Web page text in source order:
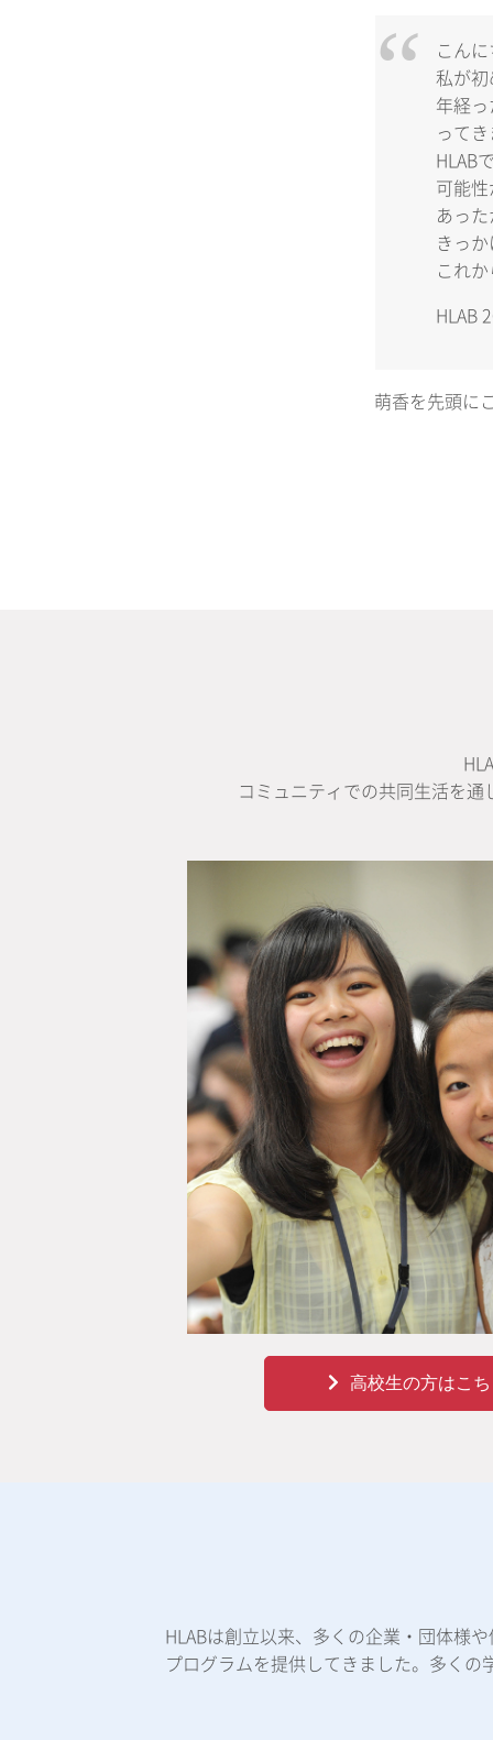
こん
私が
年経
って
HLAB
可能
あっ
きっ
これ
HLAB
萌香を先頭に
コミュニティでの共同生活を
高校生の方はこ
HLABは創立以来、多くの企業・団体様
プログラムを提供してきました。多く